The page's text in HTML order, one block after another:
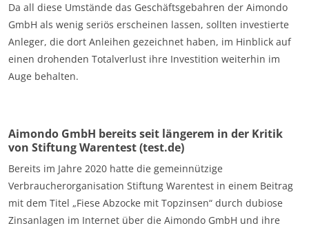
Da all diese Umstände das Geschäftsgebahren der Aimondo
GmbH als wenig seriös erscheinen lassen, sollten investierte
Anleger, die dort Anleihen gezeichnet haben, im Hinblick auf
einen drohenden Totalverlust ihre Investition weiterhin im
Auge behalten.
Aimondo GmbH bereits seit längerem in der Kritik
von Stiftung Warentest (test.de)
Bereits im Jahre 2020 hatte die gemeinnützige
Verbraucherorganisation Stiftung Warentest in einem Beitrag
mit dem Titel „Fiese Abzocke mit Topzinsen“ durch dubiose
Zinsanlagen im Internet über die Aimondo GmbH und ihre